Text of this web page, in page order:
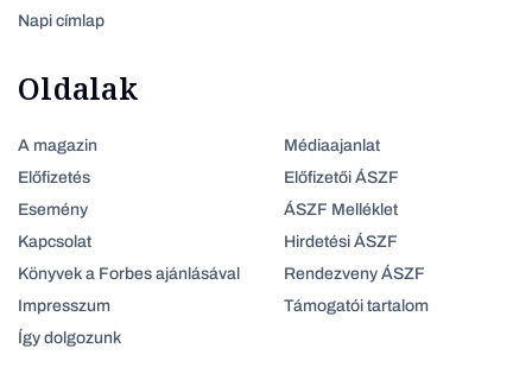
Napi címlap
Oldalak
A magazin
Előfizetés
Esemény
Kapcsolat
Könyvek a Forbes ajánlásával
Impresszum
Így dolgozunk
Médiaajanlat
Előfizetői ÁSZF
ÁSZF Melléklet
Hirdetési ÁSZF
Rendezveny ÁSZF
Támogatói tartalom